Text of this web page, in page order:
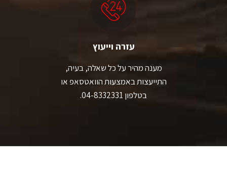
עזרה וייעוץ
מענה מהיר על כל שאלה, בעיה,
התייעצות באמצעות הוואטסאפ או
בטלפון 04-8332331.